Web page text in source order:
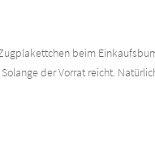
beim
der Vorrat reicht.